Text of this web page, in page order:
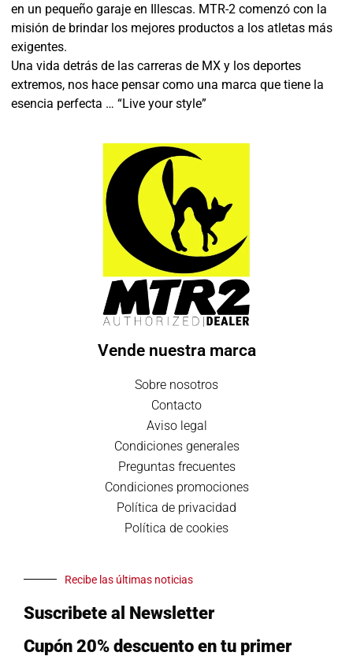
en un pequeño garaje en Illescas. MTR-2 comenzó con la
misión de brindar los mejores productos a los atletas más
exigentes.
Una vida detrás de las carreras de MX y los deportes
extremos, nos hace pensar como una marca que tiene la
esencia perfecta … “Live your style”
Vende nuestra marca
Sobre nosotros
Contacto
Aviso legal
Condiciones generales
Preguntas frecuentes
Condiciones promociones
Política de privacidad
Política de cookies
Recibe las últimas noticias
Suscribete al Newsletter
Cupón 20% descuento en tu primer